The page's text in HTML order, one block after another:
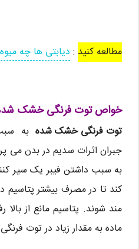
مطالعه کنید : دیابتی ها چه
خواص توت فرنگی خشک شده
توت فرنگی خشک شده به
جبران اثرات سدیم در بدن می
به سبب داشتن فیبر یک سیر
کند تا در مصرف بیشتر پتاسیم
مند شوند. پتاسیم مانع از
ماده به مقدار زیاد در توت